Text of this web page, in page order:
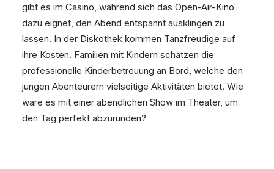
gibt es im Casino, während sich das Open-Air-Kino
dazu eignet, den Abend entspannt ausklingen zu
lassen. In der Diskothek kommen Tanzfreudige auf
ihre Kosten. Familien mit Kindern schätzen die
professionelle Kinderbetreuung an Bord, welche den
jungen Abenteurern vielseitige Aktivitäten bietet. Wie
wäre es mit einer abendlichen Show im Theater, um
den Tag perfekt abzurunden?